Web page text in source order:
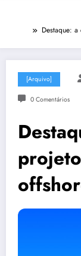
Destaque:
[Arquivo]
0 Comentários